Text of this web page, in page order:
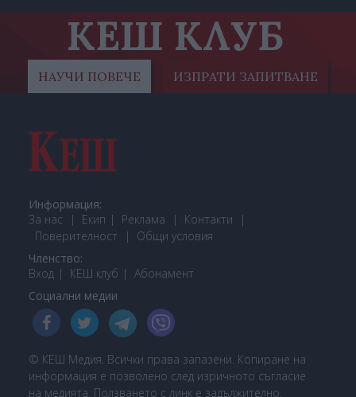
КЕШ КЛУБ
НАУЧИ ПОВЕЧЕ ИЗПРАТИ ЗАПИТВАНЕ
Информация:
За нас
Екип Реклама
Контакти
Поверителност
Общи условия
Членство:
Вход
КЕШ клуб Абонамент
Социални медии
© КЕШ Медия. Всички права запазени. Копиране на
информация е позволено след изричното съгласие
на медията. Ползването с линк е задължително.